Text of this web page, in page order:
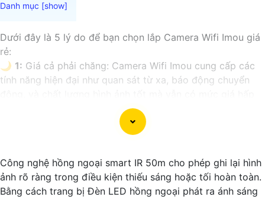
Dưới đây là 5 lý do để bạn chọn lắp Camera Wifi Imou giá
rẻ:
🌙 1: Giá cả phải chăng: Camera Wifi Imou cung cấp các
tính năng hiện đại như quan sát từ xa, báo động chuyển
Dễ dàng lắp đặt: Camera Imou được thiết kế dễ dàng
lắp đặt, bạn có thể tự cài đặt và sử dụng mà không cần
💬3: Độ tin cậy cao: Sản phẩm của Imou được sản xuất
bởi một trong những công ty hàng đầu trong lĩnh vực an
ninh và giám sát, vì vậy bạn có thể tin tưởng vào chất
Công nghệ hồng ngoại smart IR 50m cho phép ghi lại hình
ảnh rõ ràng trong điều kiện thiếu sáng hoặc tối hoàn toàn.
Bằng cách trang bị Đèn LED hồng ngoại phát ra ánh sáng